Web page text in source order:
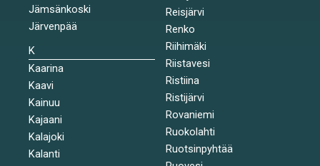
Jämsänkoski
Järvenpää
K
Kaarina
Kaavi
Kainuu
Kajaani
Kalajoki
Kalanti
Reisjärvi
Renko
Riihimäki
Riistavesi
Ristiina
Ristijärvi
Rovaniemi
Ruokolahti
Ruotsinpyhtää